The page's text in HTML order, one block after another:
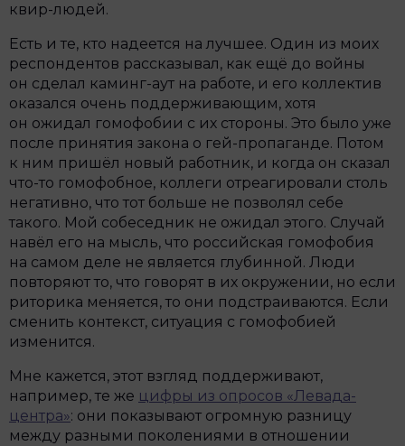
квир-людей.
Есть и те, кто надеется на лучшее. Один из моих
респондентов рассказывал, как ещё до войны
он сделал каминг-аут на работе, и его коллектив
оказался очень поддерживающим, хотя
он ожидал гомофобии с их стороны. Это было уже
после принятия закона о гей-пропаганде. Потом
к ним пришёл новый работник, и когда он сказал
что-то гомофобное, коллеги отреагировали столь
негативно, что тот больше не позволял себе
такого. Мой собеседник не ожидал этого. Случай
навёл его на мысль, что российская гомофобия
на самом деле не является глубинной. Люди
повторяют то, что говорят в их окружении, но если
риторика меняется, то они подстраиваются. Если
сменить контекст, ситуация с гомофобией
изменится.
Мне кажется, этот взгляд поддерживают,
например, те же цифры из опросов «Левада-
центра»: они показывают огромную разницу
между разными поколениями в отношении